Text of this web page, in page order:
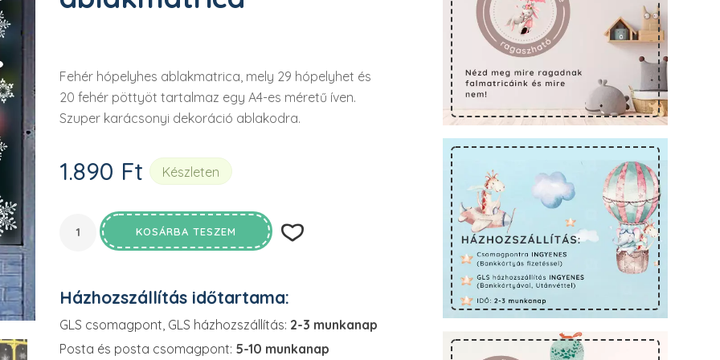
Fehér hópelyhes ablakmatrica, mely 29 hópelyhet és
20 fehér pöttyöt tartalmaz egy A4-es méretű íven.
Szuper karácsonyi dekoráció ablakodra.
1.890 Ft Készleten
KOSÁRBA TESZEM
Házhozszállítás időtartama:
GLS csomagpont, GLS házhozszállítás: 2-3 munkanap
Posta és posta csomagpont: 5-10 munkanap